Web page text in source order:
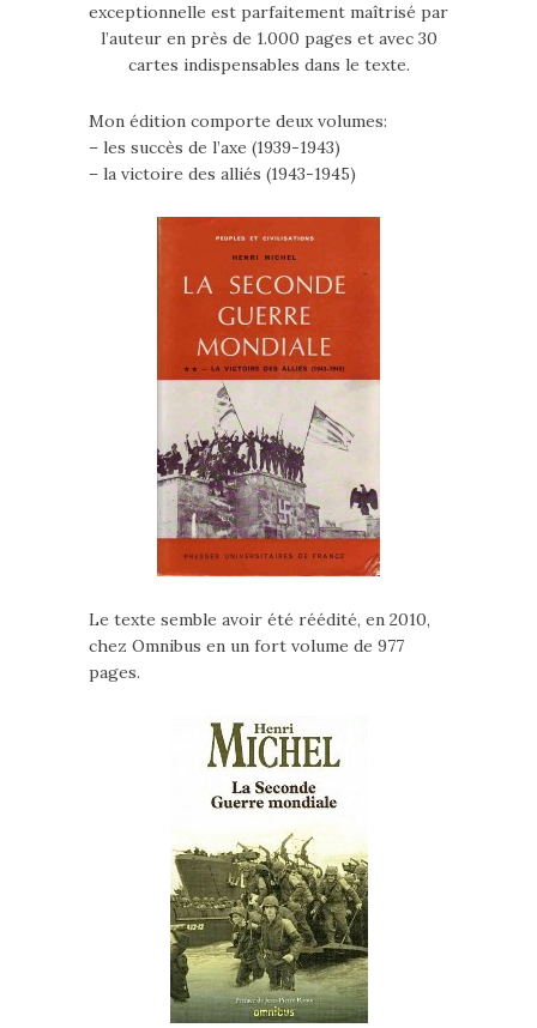
exceptionnelle est parfaitement maîtrisé par
l’auteur en près de 1.000 pages et avec 30
cartes indispensables dans le texte.
Mon édition comporte deux volumes:
– les succès de l’axe (1939-1943)
– la victoire des alliés (1943-1945)
Le texte semble avoir été réédité, en 2010,
chez Omnibus en un fort volume de 977
pages.